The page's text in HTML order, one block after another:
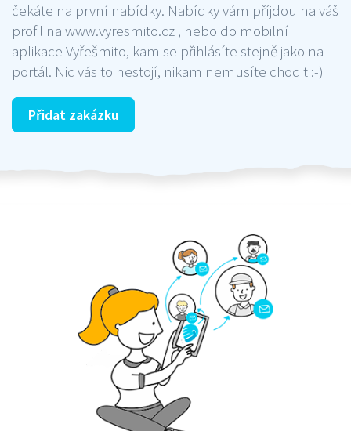
čekáte na první nabídky. Nabídky vám příjdou na váš
profil na www.vyresmito.cz , nebo do mobilní
aplikace Vyřešmito, kam se přihlásíte stejně jako na
portál. Nic vás to nestojí, nikam nemusíte chodit :-)
Přidat zakázku